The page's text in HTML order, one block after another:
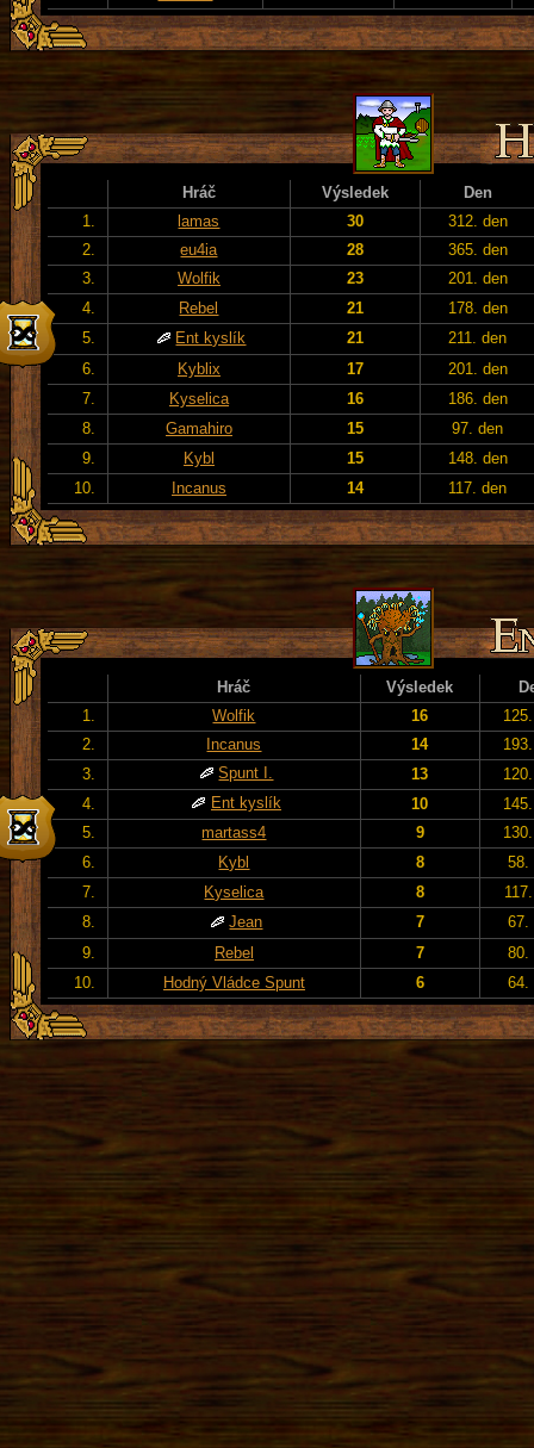
Hráč Výsledek
Den
1.
lamas 30
312. den
2.
eu4ia 28
365. den
3.
Wolfik 23
201. den
4.
Rebel 21
178. den
5.
Ent kyslík 21
211. den
6.
Kyblix 17
201. den
7.
Kyselica 16
186. den
8.
Gamahiro 15
97. den
9.
Kybl 15
148. den
10.
Incanus 14 117. den
Hráč Výsledek
1.
Wolfik 16
2.
Incanus 14
3.
Spunt I. 13
4.
Ent kyslík 10
5.
martass4 9
6.
Kybl 8
58.
7.
Kyselica 8
8.
Jean 7
67.
9.
Rebel 7
80.
10.
Hodný Vládce Spunt 6 64.